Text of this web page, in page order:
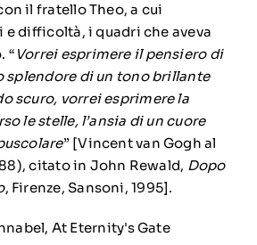
il fratello Theo, a cui
e difficoltà, i quadri che aveva
“ Vorrei esprimere il pensiero di
splendore di un tono brillante
scuro, vorrei esprimere la
le stelle, l’ansia di un cuore
” [Vincent van Gogh al
citato in John Rewald, Dopo
, Firenze, Sansoni, 1995].